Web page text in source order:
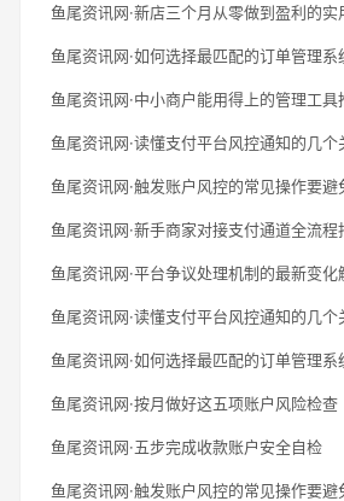
鱼尾资讯网·新店三个月从零做到盈利的实
鱼尾资讯网·如何选择最匹配的订单管理系
鱼尾资讯网·中小商户能用得上的管理工具
鱼尾资讯网·读懂支付平台风控通知的几个
鱼尾资讯网·触发账户风控的常见操作要避
鱼尾资讯网·新手商家对接支付通道全流程
鱼尾资讯网·平台争议处理机制的最新变化
鱼尾资讯网·读懂支付平台风控通知的几个
鱼尾资讯网·如何选择最匹配的订单管理系
鱼尾资讯网·按月做好这五项账户风险检查
鱼尾资讯网·五步完成收款账户安全自检
鱼尾资讯网·触发账户风控的常见操作要避